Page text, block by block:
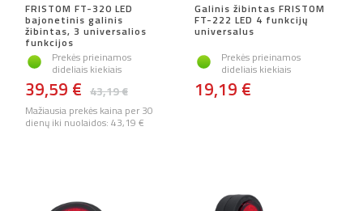
FRISTOM FT-320 LED
bajonetinis galinis
žibintas, 3 universalios
funkcijos
Prekės prieinamos
dideliais kiekiais
43,19 €
39,59 €
Mažiausia prekės kaina per 30
dienų iki nuolaidos: 43,19 €
Galinis žibintas FRISTOM
FT-222 LED 4 funkcijų
universalus
Prekės prieinamos
dideliais kiekiais
19,19 €